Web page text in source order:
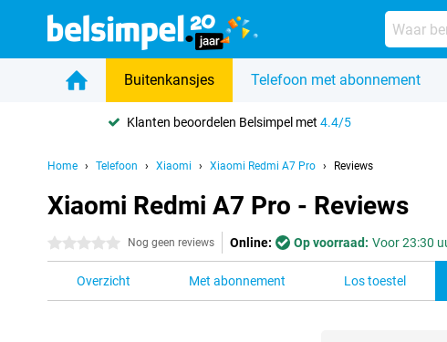
Buitenkansjes Telefoon met abonnement
Klanten beoordelen Belsimpel met4.4/5
Home Telefoon Xiaomi Xiaomi Redmi A7 Pro Reviews
Xiaomi Redmi A7 Pro - Reviews
0 sterren Nog geen reviews Online: Op voorraad: Voor 23:30
Overzicht Met abonnement Los toestel